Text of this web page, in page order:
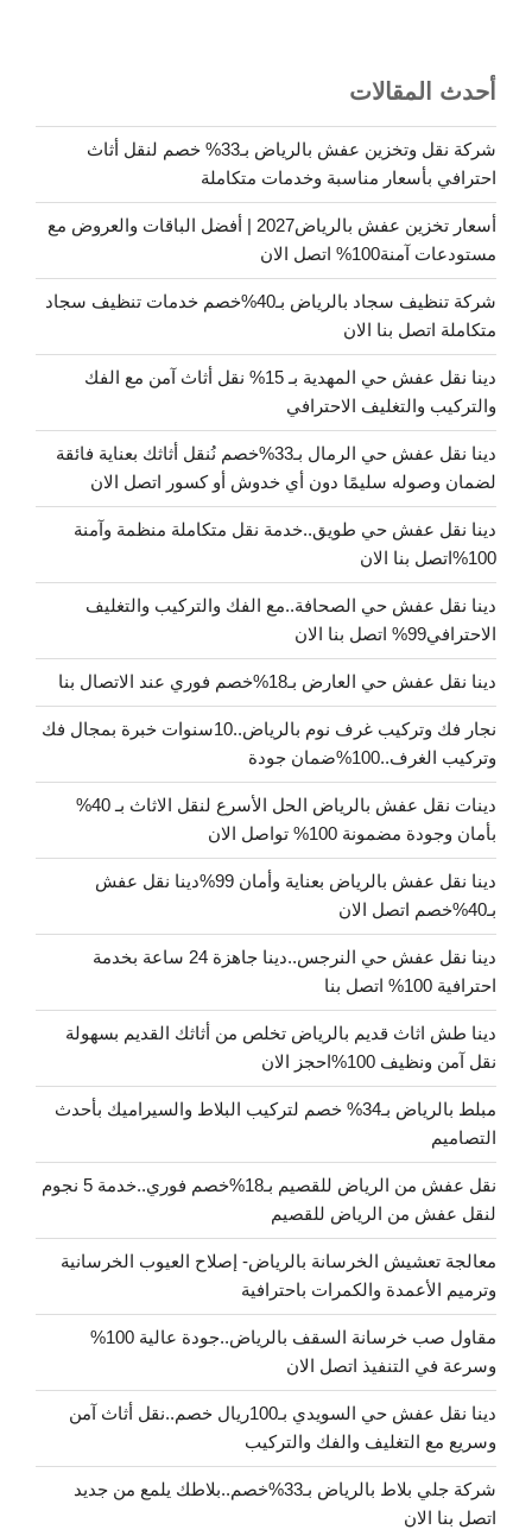
أحدث المقالات
شركة نقل وتخزين عفش بالرياض بـ33% خصم لنقل أثاث
احترافي بأسعار مناسبة وخدمات متكاملة
أسعار تخزين عفش بالرياض2027 | أفضل الباقات والعروض مع
مستودعات آمنة100% اتصل الان
شركة تنظيف سجاد بالرياض بـ40%خصم خدمات تنظيف سجاد
متكاملة اتصل بنا الان
دينا نقل عفش حي المهدية بـ 15% نقل أثاث آمن مع الفك
والتركيب والتغليف الاحترافي
دينا نقل عفش حي الرمال بـ33%خصم نُنقل أثاثك بعناية فائقة
لضمان وصوله سليمًا دون أي خدوش أو كسور اتصل الان
دينا نقل عفش حي طويق..خدمة نقل متكاملة منظمة وآمنة
100%اتصل بنا الان
دينا نقل عفش حي الصحافة..مع الفك والتركيب والتغليف
الاحترافي99% اتصل بنا الان
دينا نقل عفش حي العارض بـ18%خصم فوري عند الاتصال بنا
نجار فك وتركيب غرف نوم بالرياض..10سنوات خبرة بمجال فك
وتركيب الغرف..100%ضمان جودة
دينات نقل عفش بالرياض الحل الأسرع لنقل الاثاث بـ 40%
بأمان وجودة مضمونة 100% تواصل الان
دينا نقل عفش بالرياض بعناية وأمان 99%دينا نقل عفش
بـ40%خصم اتصل الان
دينا نقل عفش حي النرجس..دينا جاهزة 24 ساعة بخدمة
احترافية 100% اتصل بنا
دينا طش اثاث قديم بالرياض تخلص من أثاثك القديم بسهولة
نقل آمن ونظيف 100%احجز الان
مبلط بالرياض بـ34% خصم لتركيب البلاط والسيراميك بأحدث
التصاميم
نقل عفش من الرياض للقصيم بـ18%خصم فوري..خدمة 5 نجوم
لنقل عفش من الرياض للقصيم
معالجة تعشيش الخرسانة بالرياض- إصلاح العيوب الخرسانية
وترميم الأعمدة والكمرات باحترافية
مقاول صب خرسانة السقف بالرياض..جودة عالية 100%
وسرعة في التنفيذ اتصل الان
دينا نقل عفش حي السويدي بـ100ريال خصم..نقل أثاث آمن
وسريع مع التغليف والفك والتركيب
شركة جلي بلاط بالرياض بـ33%خصم..بلاطك يلمع من جديد
اتصل بنا الان